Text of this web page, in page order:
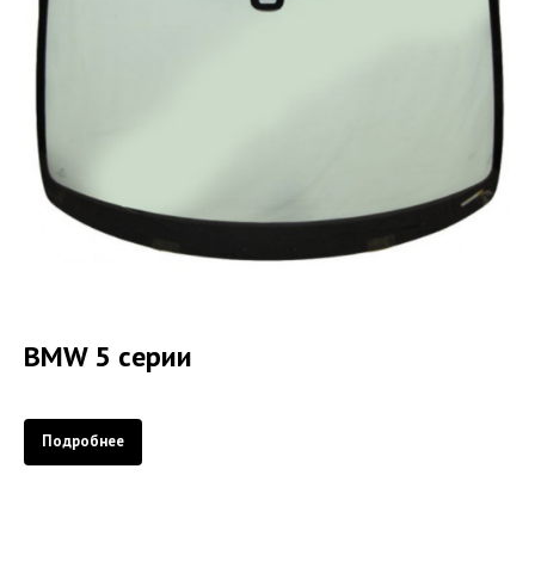
BMW 5 серии
Подробнее